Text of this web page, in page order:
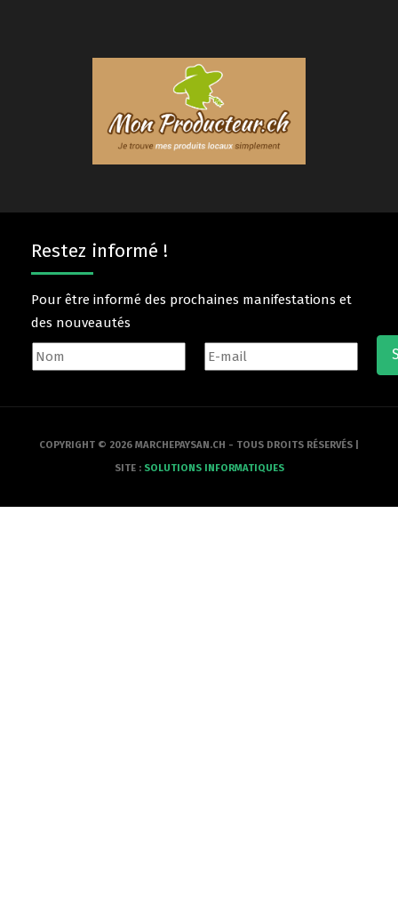
Restez informé !
Pour être informé des prochaines manifestations et
des nouveautés
COPYRIGHT © 2026 MARCHEPAYSAN.CH - TOUS DROITS RÉSERVÉS |
SITE : SOLUTIONS INFORMATIQUES